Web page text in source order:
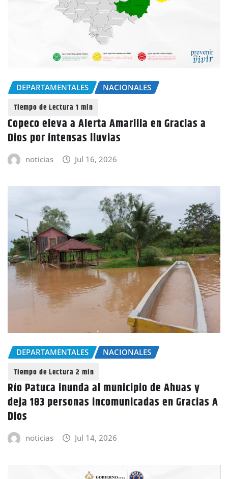
DEPARTAMENTALES NACIONALES
Copeco eleva a Alerta Amarilla en Gracias a
Dios por intensas lluvias
noticias Jul 16, 2026
DEPARTAMENTALES NACIONALES
Río Patuca inunda al municipio de Ahuas y
deja 183 personas incomunicadas en Gracias A
Dios
noticias Jul 14, 2026